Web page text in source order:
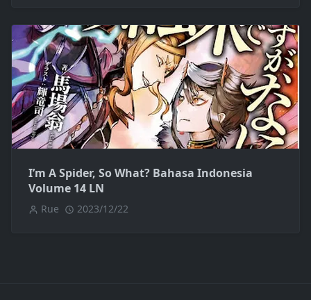
I’m A Spider, So What? Bahasa Indonesia
Volume 14 LN
Rue 2023/12/22